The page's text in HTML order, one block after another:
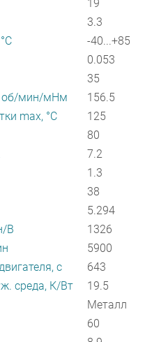
19
3.3
-40...+85
0.053
35
об/мин/мНм
156.5
max, °С
125
80
7.2
1.3
38
5.294
В
1326
5900
с
643
среда, К/Вт
19.5
Металл
60